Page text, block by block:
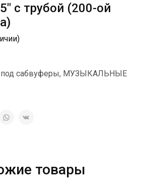
с трубой (200-ой
сабвуферы, МУЗЫКАЛЬНЫЕ
товары